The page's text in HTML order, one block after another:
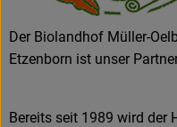
Der Biolandhof Müller-
Etzenborn ist unser
Bereits seit 1989 wird der